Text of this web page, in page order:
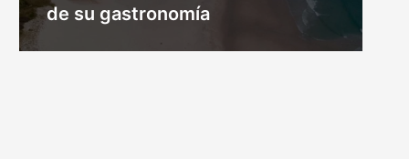
de su gastronomía